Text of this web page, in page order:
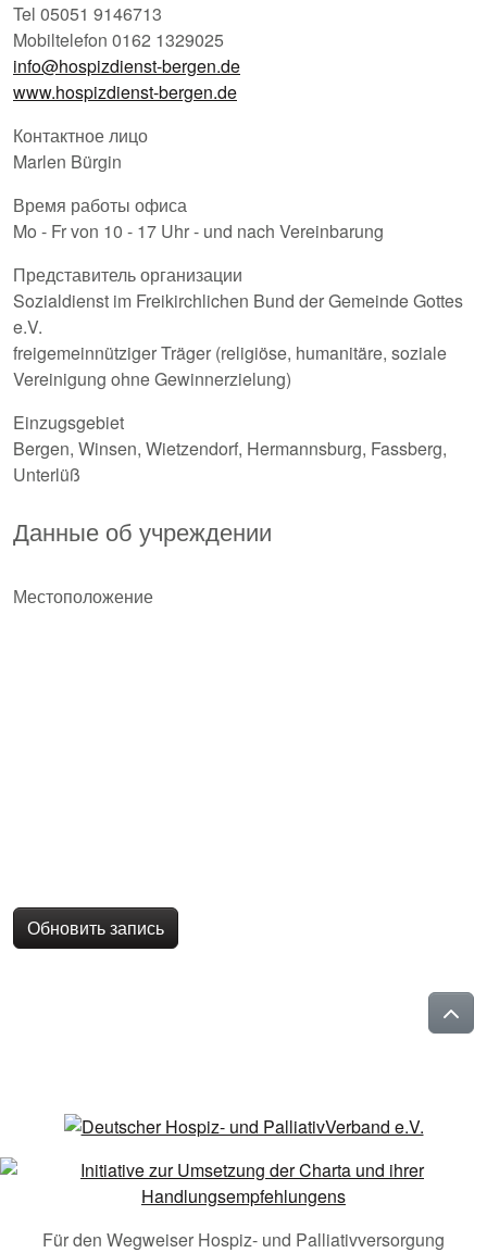
Tel 05051 9146713
Mobiltelefon 0162 1329025
info@hospizdienst-bergen.de
www.hospizdienst-bergen.de
Контактное лицо
Marlen Bürgin
Время работы офиса
Mo - Fr von 10 - 17 Uhr - und nach Vereinbarung
Представитель организации
Sozialdienst im Freikirchlichen Bund der Gemeinde Gottes
e.V.
freigemeinnütziger Träger (religiöse, humanitäre, soziale
Vereinigung ohne Gewinnerzielung)
Einzugsgebiet
Bergen, Winsen, Wietzendorf, Hermannsburg, Fassberg,
Unterlüß
Данные об учреждении
Местоположение
Обновить запись
Für den Wegweiser Hospiz- und Palliativversorgung